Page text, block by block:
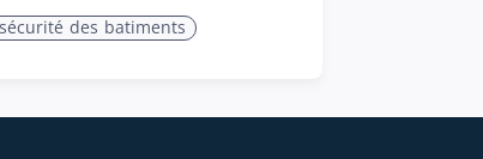
sécurité des batiments